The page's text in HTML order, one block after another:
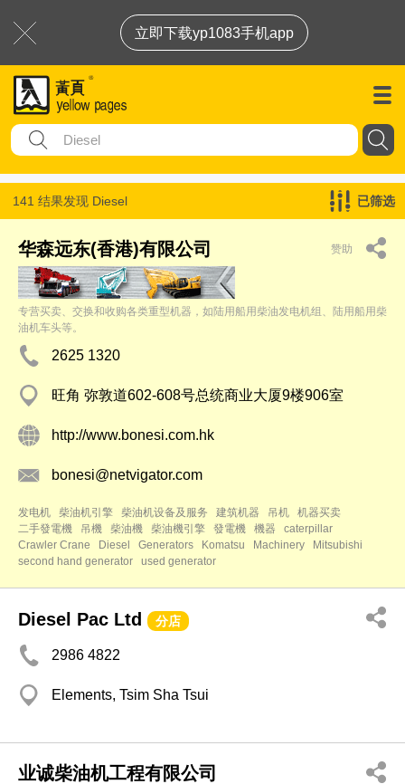
立即下载yp1083手机app
141 结果发现 Diesel 已筛选
华森远东(香港)有限公司 赞助
专营买卖、交换和收购各类重型机器，如陆用船用柴油发电机组、陆用船用柴
油机车头等。
2625 1320
旺角 弥敦道602-608号总统商业大厦9楼906室
http://www.bonesi.com.hk
bonesi@netvigator.com
发电机 柴油机引擎 柴油机设备及服务 建筑机器 吊机
机器买卖
二手發電機
吊機 柴油機 柴油機引擎 發電機 機器
caterpillar
Crawler Crane
Diesel Generators Komatsu Machinery
Mitsubishi
second hand generator
used generator
Diesel Pac Ltd 分店
2986 4822
Elements, Tsim Sha Tsui
业诚柴油机工程有限公司